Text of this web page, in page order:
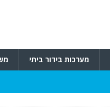
מערכות בידור ביתי